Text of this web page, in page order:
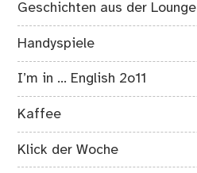
Geschichten aus der Lounge
Handyspiele
I’m in … English 2o11
Kaffee
Klick der Woche